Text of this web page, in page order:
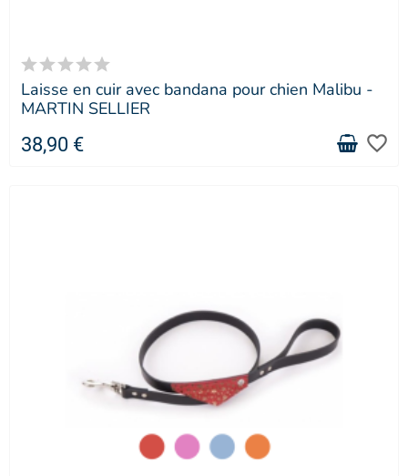
Laisse en cuir avec bandana pour chien Malibu -
MARTIN SELLIER
38,90 € favorite_border